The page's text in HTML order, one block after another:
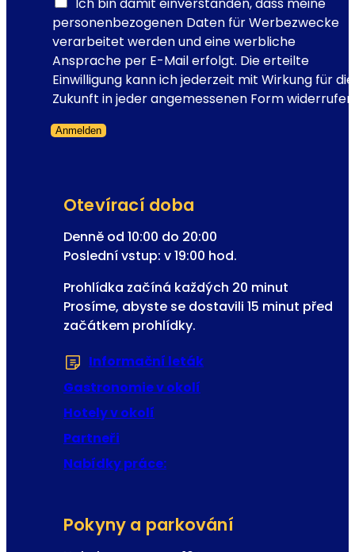
s
t
r
a
c
a
personenbezogenen Daten für Werbezwecke
verarbeitet werden und eine werbliche
Ansprache per E-Mail erfolgt. Die erteilte
Einwilligung kann ich jederzeit mit Wirkung für die
Zukunft in jeder angemessenen Form
Anmelden
Otevírací doba
Denně od 10:00 do 20:00
Poslední vstup: v 19:00 hod.
Prohlídka začíná každých 20 minut
Prosíme, abyste se dostavili 15 minut před
začátkem prohlídky.
Informační leták
Gastronomie v okolí
Hotely v okolí
Partneři
Nabídky práce:
Pokyny a parkování